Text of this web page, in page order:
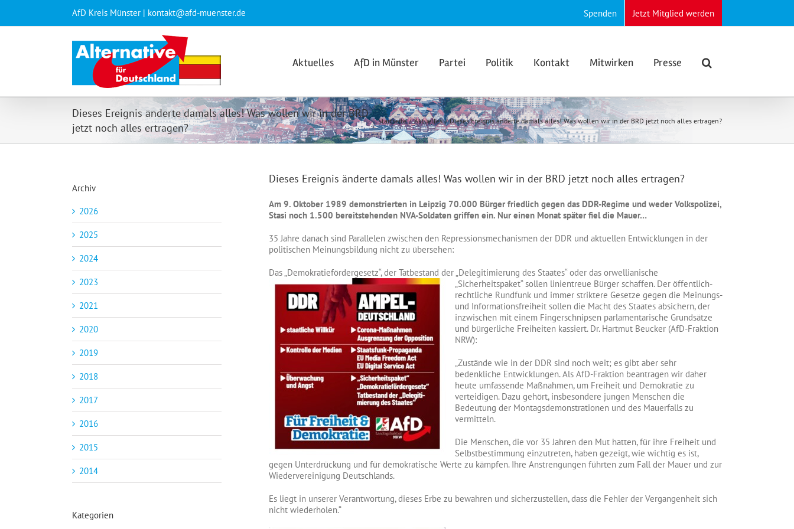
springen
AfD Kreis Münster | kontakt@afd-muenster.de Spenden Jetzt Mitglied werden
Aktuelles AfD in Münster Partei Politik Kontakt Mitwirken Presse
Dieses Ereignis änderte damals alles! Was wollen wir in der BRD
jetzt noch alles ertragen?
Startseite Aktuelles Dieses Ereignis änderte damals alles! Was wollen wir in der BRD jetzt noch alles ertragen?
Dieses Ereignis änderte damals alles! Was wollen wir in der BRD jetzt noch alles ertragen?
Am 9. Oktober 1989 demonstrierten in Leipzig 70.000 Bürger friedlich gegen das DDR-Regime und weder Volkspolizei,
Stasi noch 1.500 bereitstehenden NVA-Soldaten griffen ein. Nur einen Monat später fiel die Mauer…
35 Jahre danach sind Parallelen zwischen den Repressionsmechanismen der DDR und aktuellen Entwicklungen in der
politischen Meinungsbildung nicht zu übersehen:
Das „Demokratiefördergesetz“, der Tatbestand der „Delegitimierung des Staates“ oder das orwellianische
„Sicherheitspaket“ sollen linientreue Bürger schaffen. Der öffentlich-
rechtliche Rundfunk und immer striktere Gesetze gegen die Meinungs-
und Informationsfreiheit sollen die Macht des Staates absichern, der
inzwischen mit einem Fingerschnipsen parlamentarische Grundsätze
und bürgerliche Freiheiten kassiert. Dr. Hartmut Beucker (AfD-Fraktion
NRW):
„Zustände wie in der DDR sind noch weit; es gibt aber sehr
bedenkliche Entwicklungen. Als AfD-Fraktion beantragen wir daher
heute umfassende Maßnahmen, um Freiheit und Demokratie zu
verteidigen. Dazu gehört, insbesondere jungen Menschen die
Bedeutung der Montagsdemonstrationen und des Mauerfalls zu
vermitteln.
Die Menschen, die vor 35 Jahren den Mut hatten, für ihre Freiheit und
Selbstbestimmung einzutreten, haben gezeigt, wie wichtig es ist,
gegen Unterdrückung und für demokratische Werte zu kämpfen. Ihre Anstrengungen führten zum Fall der Mauer und zur
Wiedervereinigung Deutschlands.
Es liegt in unserer Verantwortung, dieses Erbe zu bewahren und sicherzustellen, dass die Fehler der Vergangenheit sich
nicht wiederholen.“
Archiv
2026
2025
2024
2023
2021
2020
2019
2018
2017
2016
2015
2014
Kategorien